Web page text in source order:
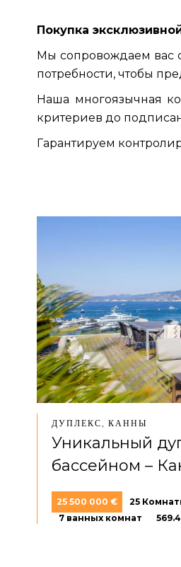
Покупка
Мы сопровождаем вас
потребности, чтобы
Наша многоязычная
критериев до
Гарантируем
ДУПЛЕКС, КАННЫ
Уникальный
бассейном –
25 500 000 € 25
7 ванных комнат